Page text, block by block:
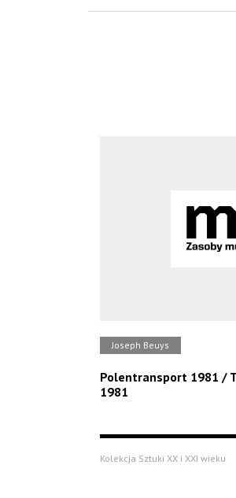
Joseph Beuys
Polentransport 1981 /
1981
Kolekcja Sztuki XX i XXI wieku